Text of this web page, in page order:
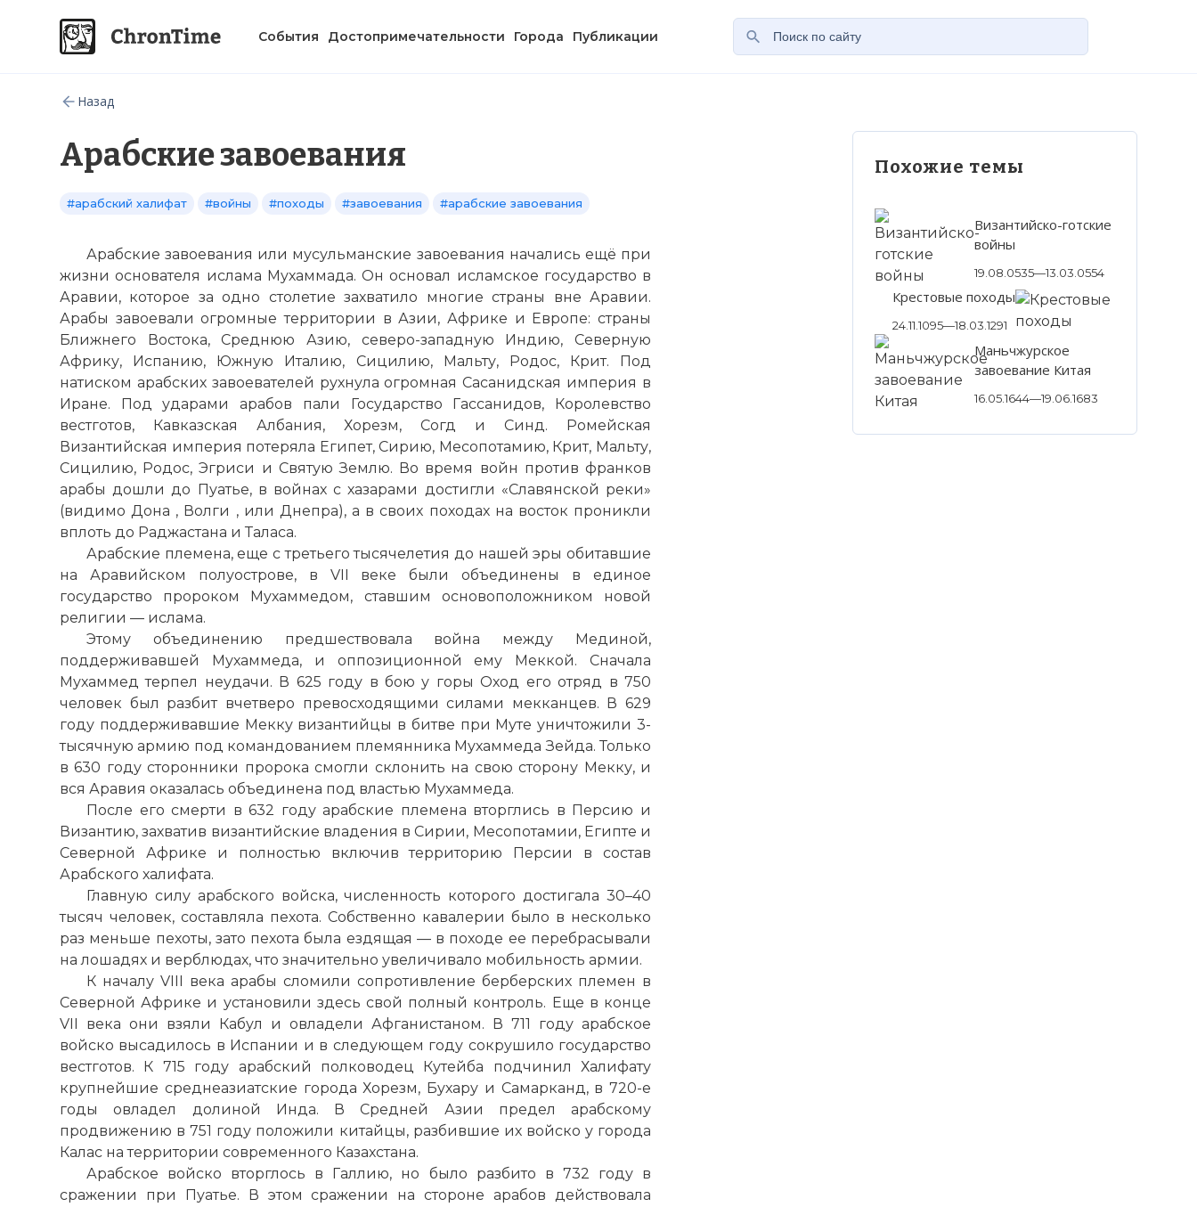
События Достопримечательности Города Публикации
Назад
Арабские завоевания
#арабский халифат #войны #походы #завоевания #арабские завоевания
Арабские завоевания или мусульманские завоевания начались ещё при
жизни основателя ислама Мухаммада. Он основал исламское государство в
Аравии, которое за одно столетие захватило многие страны вне Аравии.
Арабы завоевали огромные территории в Азии, Африке и Европе: страны
Ближнего Востока, Среднюю Азию, северо-западную Индию, Северную
Африку, Испанию, Южную Италию, Сицилию, Мальту, Родос, Крит. Под
натиском арабских завоевателей рухнула огромная Сасанидская империя в
Иране. Под ударами арабов пали Государство Гассанидов, Королевство
вестготов, Кавказская Албания, Хорезм, Согд и Синд. Ромейская
Византийская империя потеряла Египет, Сирию, Месопотамию, Крит, Мальту,
Сицилию, Родос, Эгриси и Святую Землю. Во время войн против франков
арабы дошли до Пуатье, в войнах с хазарами достигли «Славянской реки»
(видимо Дона , Волги , или Днепра), а в своих походах на восток проникли
вплоть до Раджастана и Таласа.
Арабские племена, еще с третьего тысячелетия до нашей эры обитавшие
на Аравийском полуострове, в VII веке были объединены в единое
государство пророком Мухаммедом, ставшим основоположником новой
религии — ислама.
Этому объединению предшествовала война между Мединой,
поддерживавшей Мухаммеда, и оппозиционной ему Меккой. Сначала
Мухаммед терпел неудачи. В 625 году в бою у горы Оход его отряд в 750
человек был разбит вчетверо превосходящими силами мекканцев. В 629
году поддерживавшие Мекку византийцы в битве при Муте уничтожили 3-
тысячную армию под командованием племянника Мухаммеда Зейда. Только
в 630 году сторонники пророка смогли склонить на свою сторону Мекку, и
вся Аравия оказалась объединена под властью Мухаммеда.
После его смерти в 632 году арабские племена вторглись в Персию и
Византию, захватив византийские владения в Сирии, Месопотамии, Египте и
Северной Африке и полностью включив территорию Персии в состав
Арабского халифата.
Главную силу арабского войска, численность которого достигала 30–40
тысяч человек, составляла пехота. Собственно кавалерии было в несколько
раз меньше пехоты, зато пехота была ездящая — в походе ее перебрасывали
на лошадях и верблюдах, что значительно увеличивало мобильность армии.
К началу VIII века арабы сломили сопротивление берберских племен в
Северной Африке и установили здесь свой полный контроль. Еще в конце
VII века они взяли Кабул и овладели Афганистаном. В 711 году арабское
войско высадилось в Испании и в следующем году сокрушило государство
вестготов. К 715 году арабский полководец Кутейба подчинил Халифату
крупнейшие среднеазиатские города Хорезм, Бухару и Самарканд, в 720-е
годы овладел долиной Инда. В Средней Азии предел арабскому
продвижению в 751 году положили китайцы, разбившие их войско у города
Калас на территории современного Казахстана.
Арабское войско вторглось в Галлию, но было разбито в 732 году в
сражении при Пуатье. В этом сражении на стороне арабов действовала
Похожие темы
Византийско-готские
войны
19.08.0535—13.03.0554
Крестовые походы
24.11.1095—18.03.1291
Маньчжурское
завоевание Китая
16.05.1644—19.06.1683